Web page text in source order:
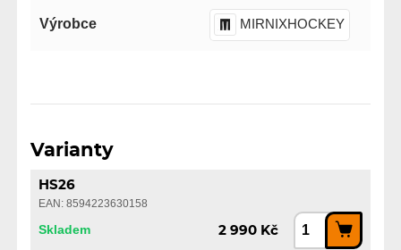
Výrobce MIRNIXHOCKEY
Varianty
HS26
EAN: 8594223630158
Skladem 2 990 Kč